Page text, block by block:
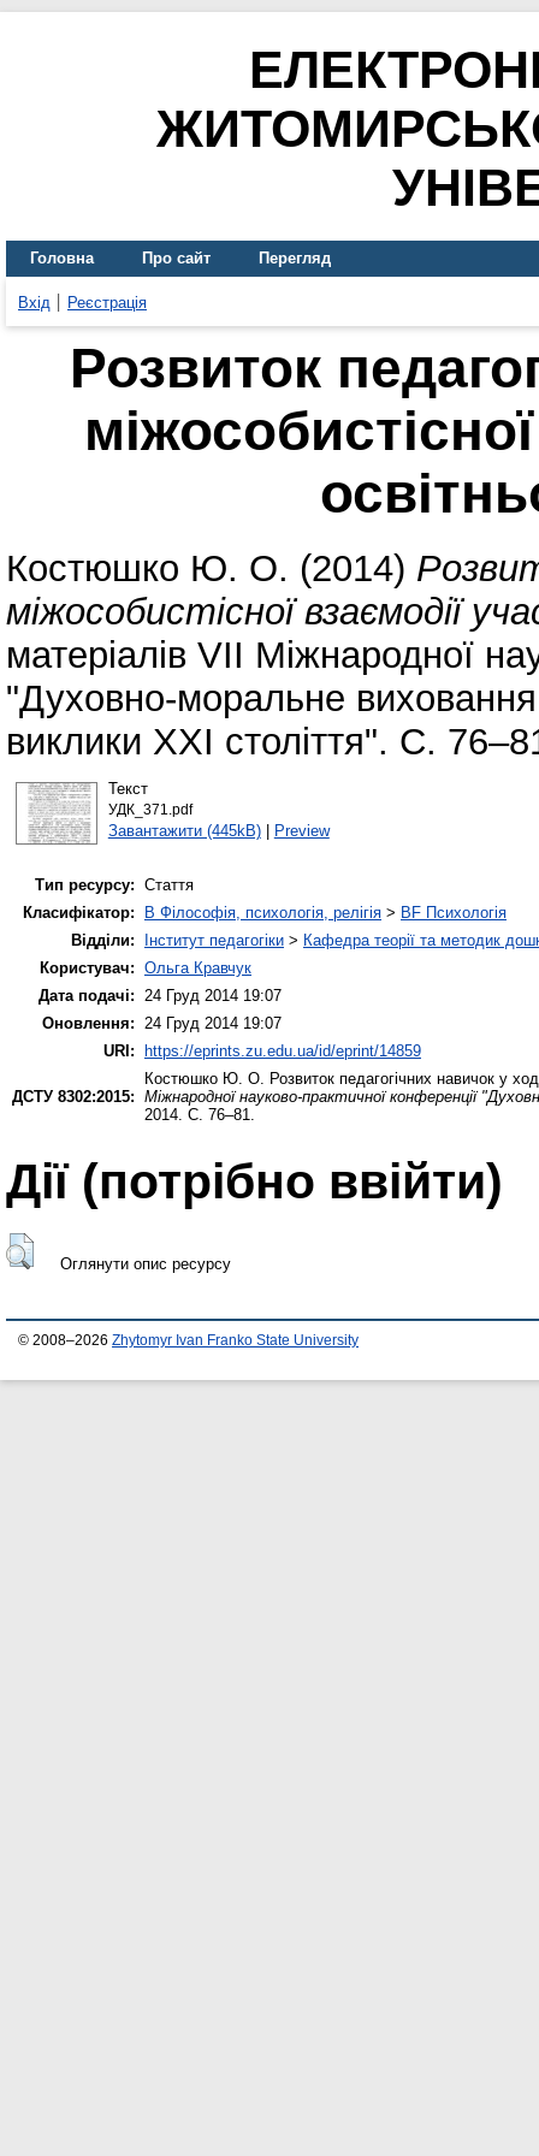
Головна Про сайт Перегляд
Вхід Реєстрація
Розвиток
Костюшко Ю. О. (2014)
міжособистісної взаємодії
матеріалів VII Міжнародної
"Духовно-моральне виховання
виклики ХХІ століття". С.
Текст
УДК_371.pdf
Завантажити (445kB)| Preview
Тип ресурсу: Стаття
Класифікатор:
B Філософія, психологія, релігія > BF Психологія
Відділи:
Інститут педагогіки > Кафедра теорії та методик
Користувач: Ольга Кравчук
Дата подачі: 24 Груд 2014 19:07
Оновлення: 24 Груд 2014 19:07
URI:
https://eprints.zu.edu.ua/id/eprint/14859
ДСТУ 8302:2015:
Костюшко Ю. О. Розвиток педагогічних навичок у
Міжнародної науково-практичної конференції
2014. С. 76–81.
Дії ​​(потрібно ввійти)
Оглянути опис ресурсу
© 2008–2026 Zhytomyr Ivan Franko State University